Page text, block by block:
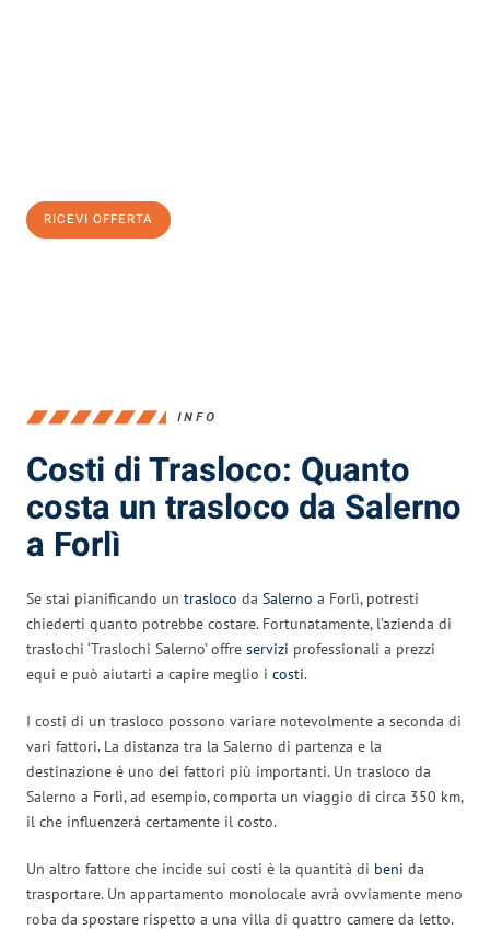
RICEVI OFFERTA
INFO
Costi di Trasloco: Quanto
costa un trasloco da Salerno
a Forlì
Se stai pianificando un trasloco da Salerno a Forlì, potresti
chiederti quanto potrebbe costare. Fortunatamente, l’azienda di
traslochi ‘Traslochi Salerno’ offre servizi professionali a prezzi
equi e può aiutarti a capire meglio i costi.
I costi di un trasloco possono variare notevolmente a seconda di
vari fattori. La distanza tra la Salerno di partenza e la
destinazione è uno dei fattori più importanti. Un trasloco da
Salerno a Forlì, ad esempio, comporta un viaggio di circa 350 km,
il che influenzerà certamente il costo.
Un altro fattore che incide sui costi è la quantità di beni da
trasportare. Un appartamento monolocale avrà ovviamente meno
roba da spostare rispetto a una villa di quattro camere da letto.